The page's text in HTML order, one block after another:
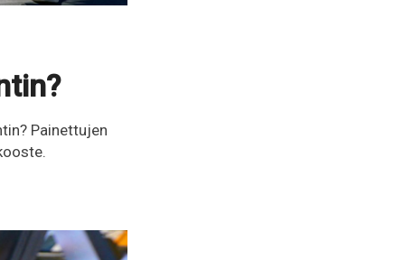
Painettujen